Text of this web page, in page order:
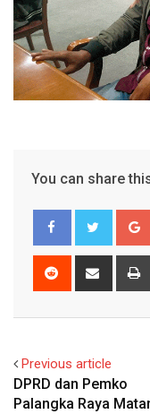
You can share
Reddit
Share
Previous article
DPRD dan Pemko
Palangka Raya